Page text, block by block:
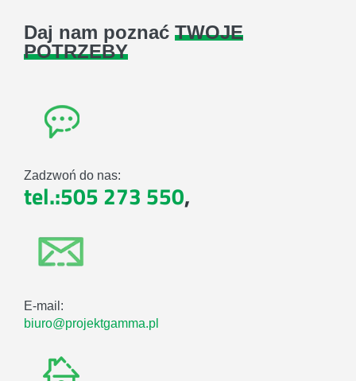
Daj nam poznać TWOJE
POTRZEBY
Zadzwoń do nas:
tel.:505 273 550,
E-mail:
biuro@projektgamma.pl